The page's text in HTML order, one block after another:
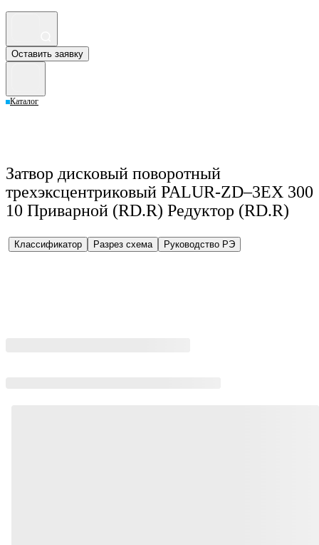
Оставить заявку
Каталог
Затвор дисковый поворотный
трехэксцентриковый PALUR-ZD–3EX 300
10 Приварной (RD.R) Редуктор (RD.R)
Классификатор Разрез схема Руководство РЭ